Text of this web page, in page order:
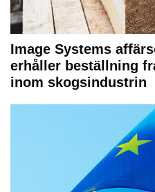
Image Systems
erhåller beställning
inom skogsindustrin